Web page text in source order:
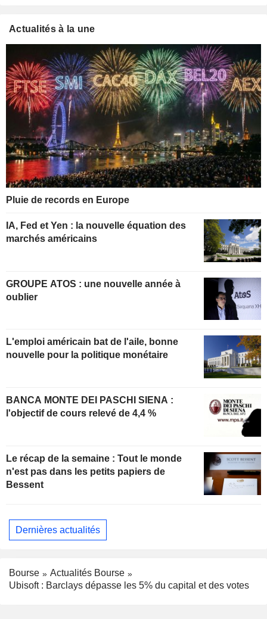
Actualités à la une
Pluie de records en Europe
IA, Fed et Yen : la nouvelle équation des
marchés américains
GROUPE ATOS : une nouvelle année à
oublier
L'emploi américain bat de l'aile, bonne
nouvelle pour la politique monétaire
BANCA MONTE DEI PASCHI SIENA :
l'objectif de cours relevé de 4,4 %
Le récap de la semaine : Tout le monde
n'est pas dans les petits papiers de
Bessent
Dernières actualités
Bourse
Actualités Bourse
Ubisoft : Barclays dépasse les 5% du capital et des votes